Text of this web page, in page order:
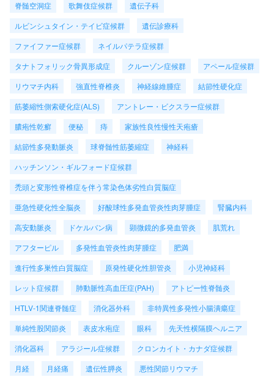
脊髄空洞症
歌舞伎症候群
遺伝子科
ルビンシュタイン・テイビ症候群
遺伝診療科
ファイファー症候群
ネイルパテラ症候群
タナトフォリック骨異形成症
クルーゾン症候群
アペール症候群
リウマチ内科
強直性脊椎炎 神経線維腫症
結節性硬化症
筋萎縮性側索硬化症(ALS)
アントレー・ビクスラー症候群
膿疱性乾癬
便秘 痔
家族性良性慢性天疱瘡
結節性多発動脈炎
球脊髄性筋萎縮症
神経科
ハッチンソン・ギルフォード症候群
禿頭と変形性脊椎症を伴う常染色体劣性白質脳症
亜急性硬化性全脳炎
好酸球性多発血管炎性肉芽腫症
腎臓内科
高安動脈炎
ドケルバン病 顕微鏡的多発血管炎
肌荒れ
アフターピル
多発性血管炎性肉芽腫症
肥満
進行性多巣性白質脳症
原発性硬化性胆管炎
小児神経科
レット症候群
肺動脈性高血圧症(PAH)
アトピー性脊髄炎
HTLV-1関連脊髄症
消化器外科
非特異性多発性小腸潰瘍症
単純性股関節炎
表皮水疱症 眼科
先天性横隔膜ヘルニア
消化器科
アラジール症候群
クロンカイト・カナダ症候群
月経
月経痛 遺伝性膵炎
悪性関節リウマチ